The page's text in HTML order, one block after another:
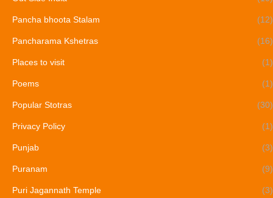
Pancha bhoota Stalam (12)
Pancharama Kshetras (16)
Places to visit (1)
Poems (1)
Popular Stotras (30)
Privacy Policy (1)
Punjab (3)
Puranam (9)
Puri Jagannath Temple (3)